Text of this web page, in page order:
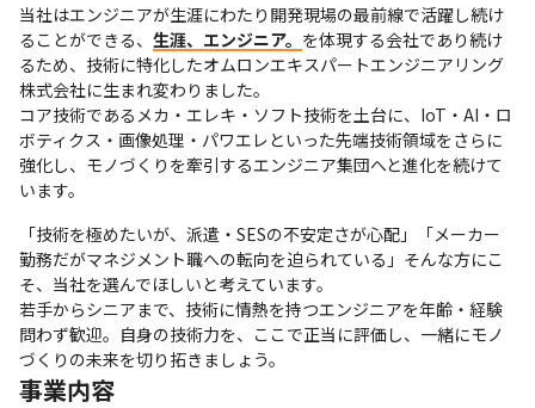
当社はエンジニアが生涯にわたり開発現場の最前線で活躍し続け
ることができる、 生涯、エンジニア。 を体現する会社であり続け
るため、技術に特化したオムロンエキスパートエンジニアリング
株式会社に生まれ変わりました。
コア技術であるメカ・エレキ・ソフト技術を土台に、IoT・AI・ロ
ボティクス・画像処理・パワエレといった先端技術領域をさらに
強化し、モノづくりを牽引するエンジニア集団へと進化を続けて
います。
「技術を極めたいが、派遣・SESの不安定さが心配」「メーカー
勤務だがマネジメント職への転向を迫られている」そんな方にこ
そ、当社を選んでほしいと考えています。
若手からシニアまで、技術に情熱を持つエンジニアを年齢・経験
問わず歓迎。自身の技術力を、ここで正当に評価し、一緒にモノ
づくりの未来を切り拓きましょう。
事業内容